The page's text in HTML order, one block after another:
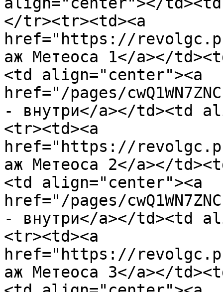
</tr><tr><td><a
href="https://
аж Метеоса 1</a></
<td align="center"><a
href="/pages/
- внутри</a></td><td
<tr><td><a
href="https://
аж Метеоса 2</a></
<td align="center"><a
href="/pages/
- внутри</a></td><td
<tr><td><a
href="https://
аж Метеоса 3</a></